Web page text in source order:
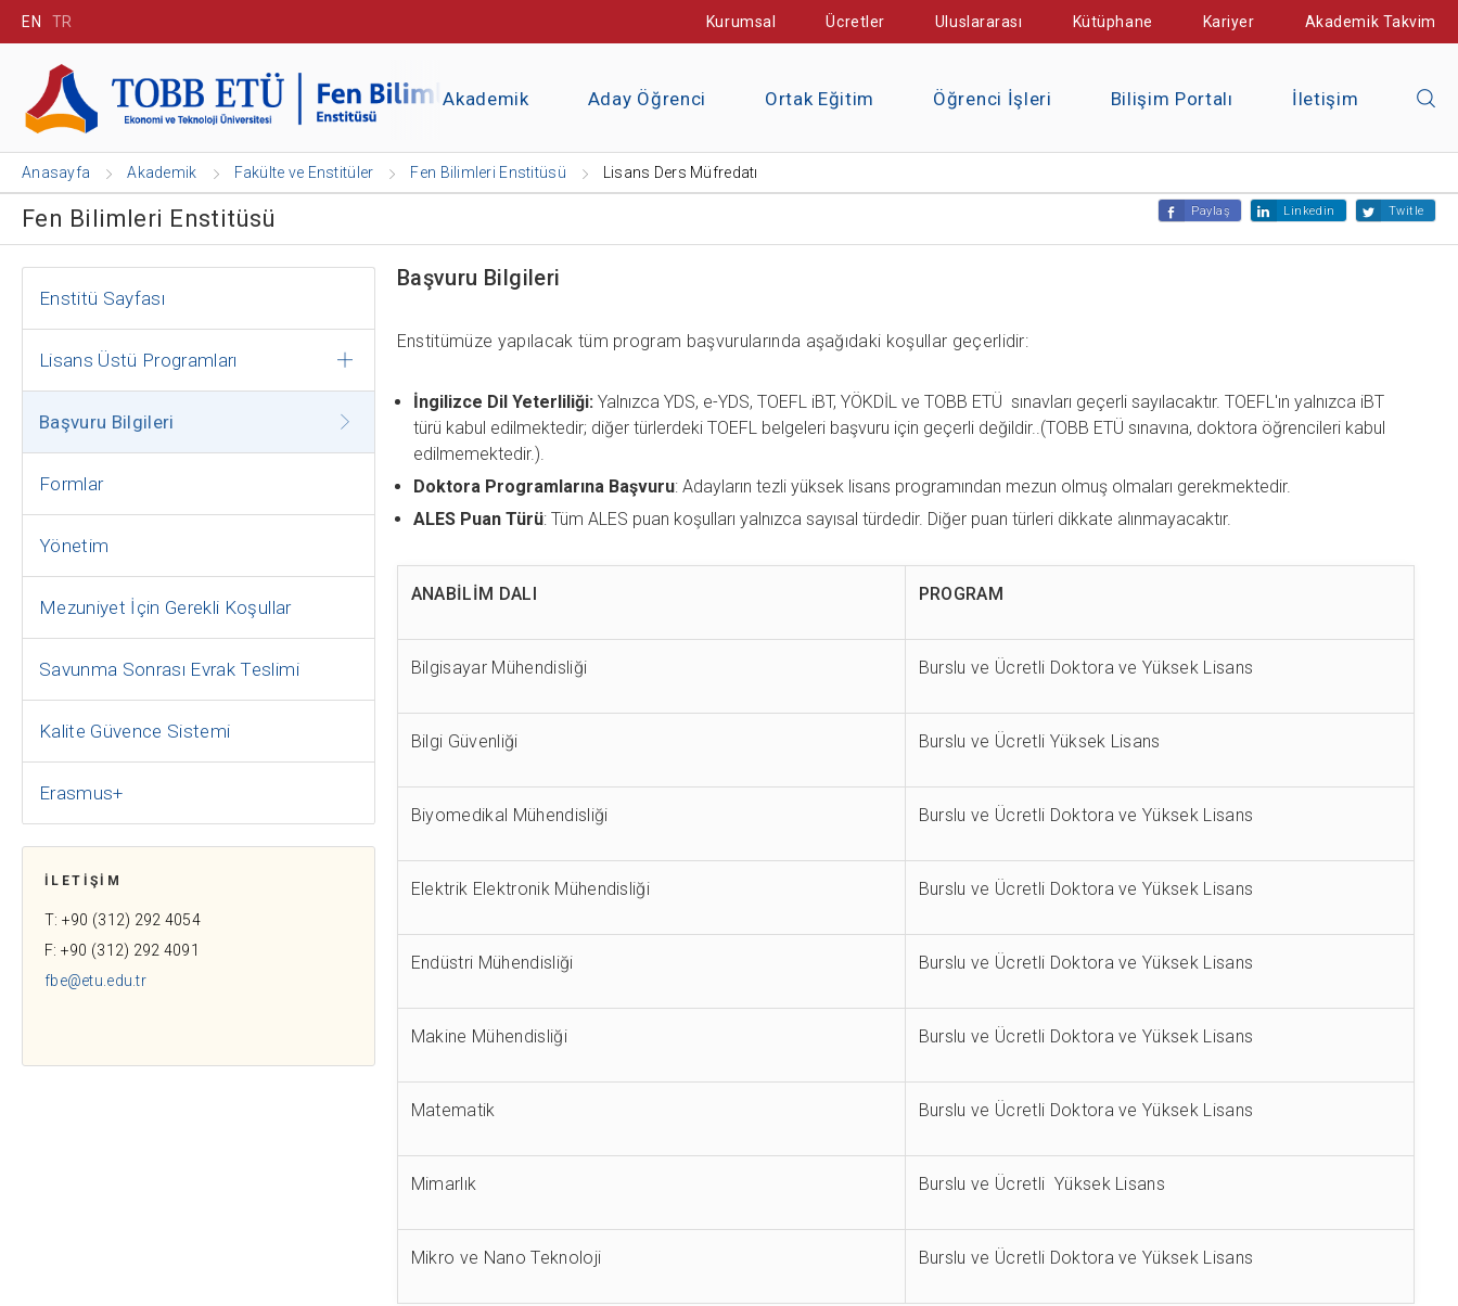
EN TR Kurumsal Ücretler Uluslararası Kütüphane Kariyer Akademik Takvim
Akademik Aday Öğrenci Ortak Eğitim Öğrenci İşleri Bilişim Portalı İletişim
Anasayfa Akademik Fakülte ve Enstitüler Fen Bilimleri Enstitüsü Lisans Ders Müfredatı
Fen Bilimleri Enstitüsü Paylaş Linkedin Twitle
Enstitü Sayfası
Lisans Üstü Programları
Başvuru Bilgileri
Formlar
Yönetim
Mezuniyet İçin Gerekli Koşullar
Savunma Sonrası Evrak Teslimi
Kalite Güvence Sistemi
Erasmus+
İLETİŞİM
T: +90 (312) 292 4054
F: +90 (312) 292 4091
fbe@etu.edu.tr
Başvuru Bilgileri
Enstitümüze yapılacak tüm program başvurularında aşağıdaki koşullar geçerlidir:
İngilizce Dil Yeterliliği: Yalnızca YDS, e-YDS, TOEFL iBT, YÖKDİL ve TOBB ETÜ sınavları geçerli sayılacaktır. TOEFL'ın yalnızca iBT
türü kabul edilmektedir; diğer türlerdeki TOEFL belgeleri başvuru için geçerli değildir..(TOBB ETÜ sınavına, doktora öğrencileri kabul
edilmemektedir.).
Doktora Programlarına Başvuru: Adayların tezli yüksek lisans programından mezun olmuş olmaları gerekmektedir.
ALES Puan Türü: Tüm ALES puan koşulları yalnızca sayısal türdedir. Diğer puan türleri dikkate alınmayacaktır.
ANABİLİM DALI PROGRAM
Bilgisayar Mühendisliği Burslu ve Ücretli Doktora ve Yüksek Lisans
Bilgi Güvenliği Burslu ve Ücretli Yüksek Lisans
Biyomedikal Mühendisliği Burslu ve Ücretli Doktora ve Yüksek Lisans
Elektrik Elektronik Mühendisliği Burslu ve Ücretli Doktora ve Yüksek Lisans
Endüstri Mühendisliği Burslu ve Ücretli Doktora ve Yüksek Lisans
Makine Mühendisliği Burslu ve Ücretli Doktora ve Yüksek Lisans
Matematik Burslu ve Ücretli Doktora ve Yüksek Lisans
Mimarlık Burslu ve Ücretli Yüksek Lisans
Mikro ve Nano Teknoloji Burslu ve Ücretli Doktora ve Yüksek Lisans